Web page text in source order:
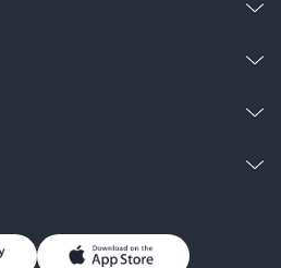
男子向けラノベ